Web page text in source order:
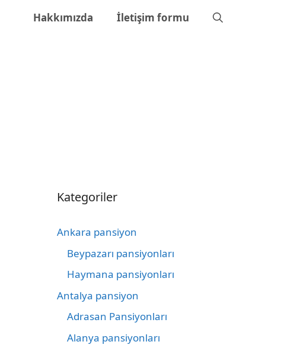
Hakkımızda İletişim formu
Kategoriler
Ankara pansiyon
Beypazarı pansiyonları
Haymana pansiyonları
Antalya pansiyon
Adrasan Pansiyonları
Alanya pansiyonları